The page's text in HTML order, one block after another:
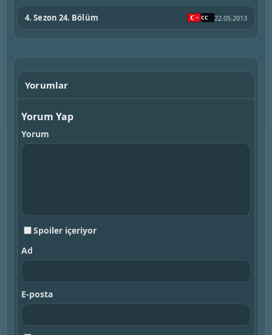
4. Sezon 24. Bölüm 22.05.2013
Yorumlar
Yorum Yap
Yorum
Spoiler içeriyor
Ad
E-posta